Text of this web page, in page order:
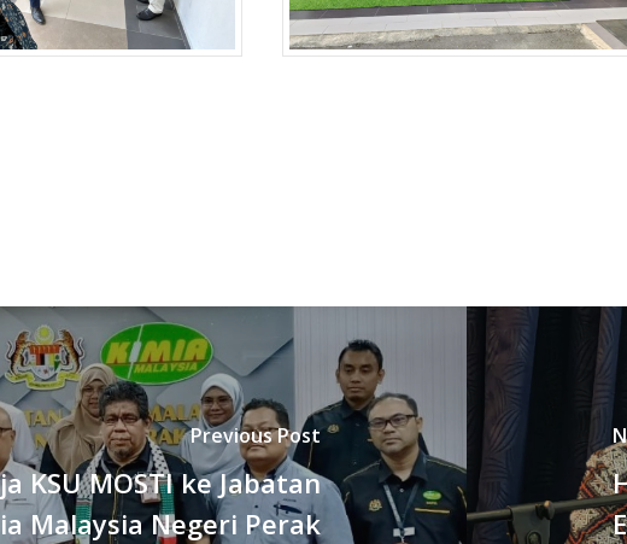
Previous Post
KSU MOSTI ke Jabatan
Malaysia Negeri Perak